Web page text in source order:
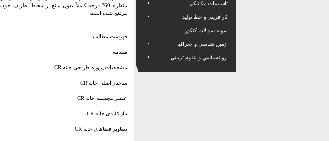
منظره 360 درجه کاملاً بدون مانع از محیط اطراف خود،
مرتفع شده است
فهرست مطالب
مقدمه
مشخصات پروژه طراحی خانه CR
ساختار اصلی خانه CR
عنصر مجسمه خانه CR
نیاز کلیدی خانه CR
تصاویر فضاهای خانه CR
تاسیسات مکانیکی
کارآفرینی و خط تولید
نمونه سوالات کنکور
زمین شناسی و جغرافیا
روانشناسي و علوم تربيتي